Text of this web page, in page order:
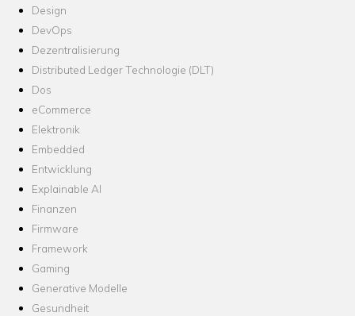
Design
DevOps
Dezentralisierung
Distributed Ledger Technologie (DLT)
Dos
eCommerce
Elektronik
Embedded
Entwicklung
Explainable AI
Finanzen
Firmware
Framework
Gaming
Generative Modelle
Gesundheit